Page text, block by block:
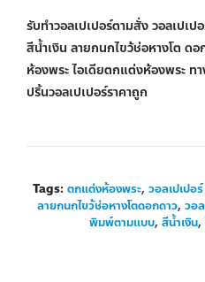
รับทําวอลเปเปอร์ตามสั่ง วอลเปเ
สีน้ำเงิน ลายกนกไขว้ช่อหางโต ด
ห้องพระ ไอเดียตกแต่งห้องพระ ท
ปริ้นวอลเปเปอร์ราคาถูก
Tags: ตกแต่งห้องพระ, วอลเปเปอ
ลายกนกไขว้ช่อหางโตดอกดาว, วอ
พิมพ์ตามแบบ, สีน้ำเงิน,